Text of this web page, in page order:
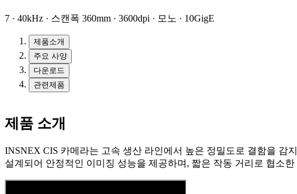
7 · 40kHz · 스캔폭 360mm · 3600dpi · 모노 · 10GigE
제품소개
주요 사양
다운로드
관련제품
제품 소개
INSNEX CIS 카메라는 고속 생산 라인에서 높은 정밀도로 결함을 감
설계되어 안정적인 이미징 성능을 제공하며, 짧은 작동 거리로 협소